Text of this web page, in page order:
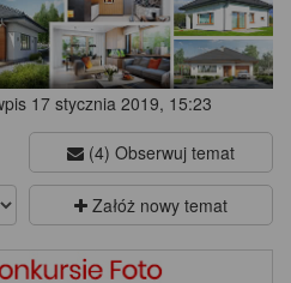
17 stycznia 2019, 15:23
(4) Obserwuj temat
Załóż nowy temat